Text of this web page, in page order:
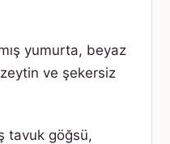
yumurta, beyaz
ve şekersiz
tavuk göğsü,